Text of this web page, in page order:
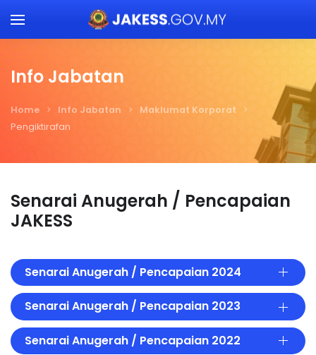
Skip to main content
Info Jabatan
Home Info Jabatan
Maklumat Korporat
Pengiktirafan
Senarai Anugerah / Pencapaian
JAKESS
Senarai Anugerah / Pencapaian 2024
Senarai Anugerah / Pencapaian 2023
Senarai Anugerah / Pencapaian 2022